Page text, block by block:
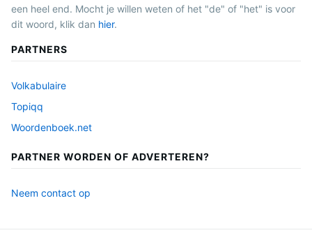
een heel end. Mocht je willen weten of het "de" of "het" is voor
dit woord, klik dan hier.
PARTNERS
Volkabulaire
Topiqq
Woordenboek.net
PARTNER WORDEN OF ADVERTEREN?
Neem contact op